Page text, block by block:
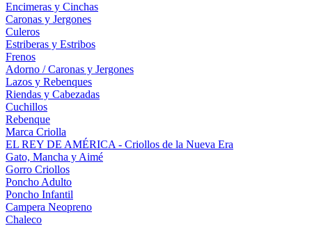
Encimeras y Cinchas
Caronas y Jergones
Culeros
Estriberas y Estribos
Frenos
Adorno / Caronas y Jergones
Lazos y Rebenques
Riendas y Cabezadas
Cuchillos
Rebenque
Marca Criolla
EL REY DE AMÉRICA - Criollos de la Nueva Era
Gato, Mancha y Aimé
Gorro Criollos
Poncho Adulto
Poncho Infantil
Campera Neopreno
Chaleco